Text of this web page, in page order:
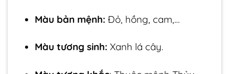
Màu bản mệnh: Đỏ, hồng, cam,…
Màu tương sinh: Xanh lá cây.